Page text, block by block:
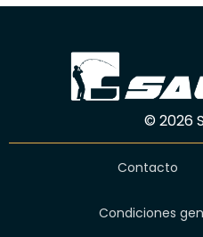
© 2026
Contacto
Condiciones